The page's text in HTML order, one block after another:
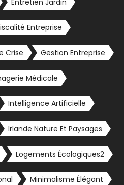
Entreprise
Crise Gestion Entreprise
Médicale
Intelligence Artificielle
Irlande Nature Et Paysages
Logements Écologiques2
Minimalisme Élégant